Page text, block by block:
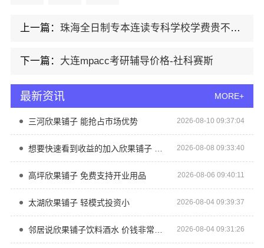
上一篇：珠海全日制专本连读专科学校学费贵不贵-北京理工大学珠海学院继续教育学院
下一篇： 大连mpacc考研辅导价格-社科赛斯
最新资讯 MORE+
三河欣果铺子 能抢占市场优势 2026-08-10 09:37:04
2026-08-08 09:33:40
高坪欣果铺子 免费支持开业用品 2026-08-06 09:40:11
太湖欣果铺子 轻模式投资小 2026-08-04 09:39:37
2026-08-04 09:31:26